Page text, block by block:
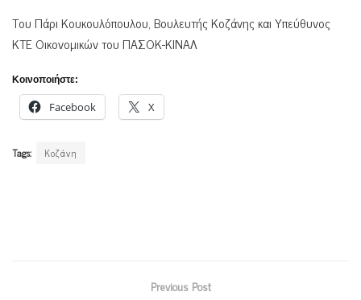
Του Πάρι Κουκουλόπουλου, Βουλευτής Κοζάνης και Υπεύθυνος
KTE Οικονομικών του ΠΑΣΟΚ-ΚΙΝΑΛ
Κοινοποιήστε:
Facebook X
Tags: Κοζάνη
Previous Post